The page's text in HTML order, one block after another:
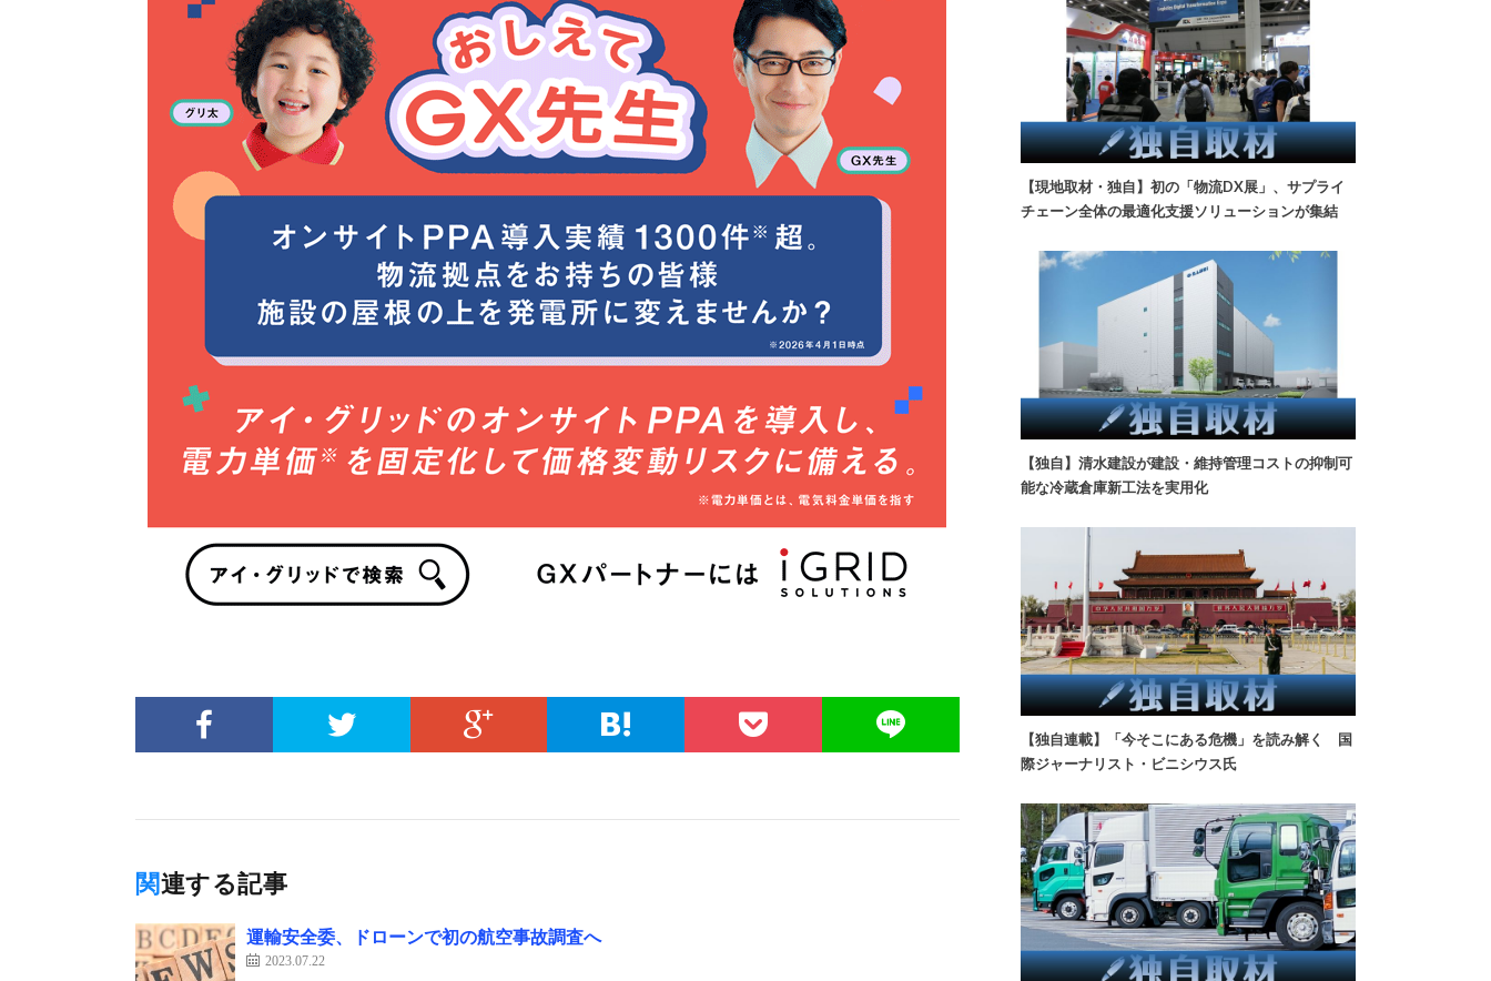
関連する記事
運輸安全委、ドローンで初の航空事故調査へ
2023.07.22
【現地取材・独自】初の「物流DX展」、サプライ
チェーン全体の最適化支援ソリューションが集結
【独自】清水建設が建設・維持管理コストの抑制可
能な冷蔵倉庫新工法を実用化
【独自連載】「今そこにある危機」を読み解く 国
際ジャーナリスト・ビニシウス氏